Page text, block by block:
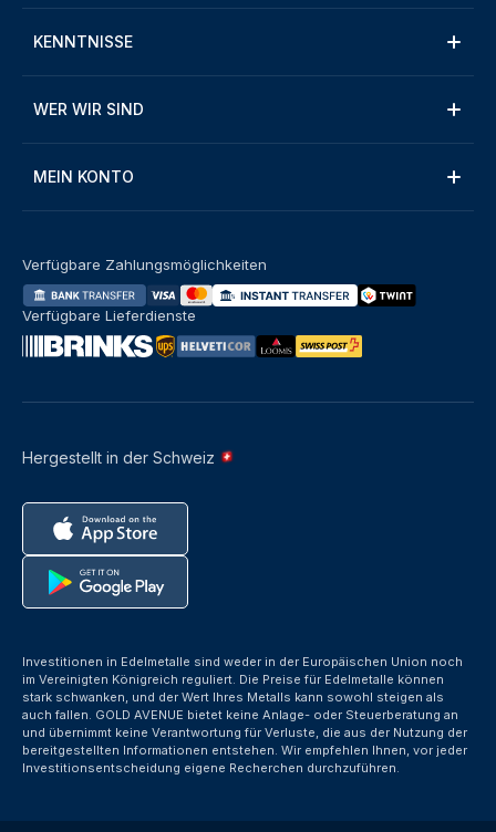
KENNTNISSE
WER WIR SIND
MEIN KONTO
Hergestellt in der Schweiz
Verfügbare Zahlungsmöglichkeiten
Verfügbare Lieferdienste
Investitionen in Edelmetalle sind weder in der Europäischen Union noch
im Vereinigten Königreich reguliert. Die Preise für Edelmetalle können
stark schwanken, und der Wert Ihres Metalls kann sowohl steigen als
auch fallen. GOLD AVENUE bietet keine Anlage- oder Steuerberatung an
und übernimmt keine Verantwortung für Verluste, die aus der Nutzung der
bereitgestellten Informationen entstehen. Wir empfehlen Ihnen, vor jeder
Investitionsentscheidung eigene Recherchen durchzuführen.